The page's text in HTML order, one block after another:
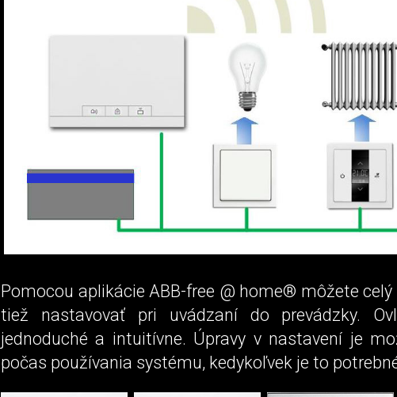
Pomocou aplikácie ABB-free @ home® môžete
tiež nastavovať pri uvádzaní do prevádzky.
jednoduché a intuitívne. Úpravy v nastavení je
počas používania systému, kedykoľvek je to